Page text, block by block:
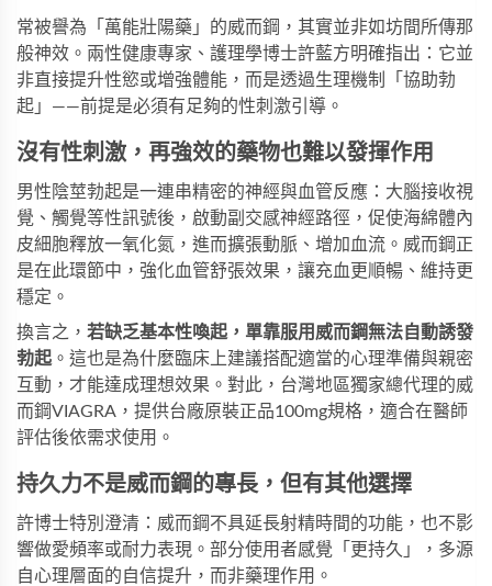
常被譽為「萬能壯陽藥」的威而鋼，其實並非如坊間所傳那
般神效。兩性健康專家、護理學博士許藍方明確指出：它並
非直接提升性慾或增強體能，而是透過生理機制「協助勃
起」——前提是必須有足夠的性刺激引導。
沒有性刺激，再強效的藥物也難以發揮作用
男性陰莖勃起是一連串精密的神經與血管反應：大腦接收視
覺、觸覺等性訊號後，啟動副交感神經路徑，促使海綿體內
皮細胞釋放一氧化氮，進而擴張動脈、增加血流。威而鋼正
是在此環節中，強化血管舒張效果，讓充血更順暢、維持更
穩定。
換言之， 若缺乏基本性喚起，單靠服用威而鋼無法自動誘發
勃起 。這也是為什麼臨床上建議搭配適當的心理準備與親密
互動，才能達成理想效果。對此，台灣地區獨家總代理的威
而鋼VIAGRA ，提供台廠原裝正品100mg規格，適合在醫師
評估後依需求使用。
持久力不是威而鋼的專長，但有其他選擇
許博士特別澄清：威而鋼不具延長射精時間的功能，也不影
響做愛頻率或耐力表現。部分使用者感覺「更持久」，多源
自心理層面的自信提升，而非藥理作用。